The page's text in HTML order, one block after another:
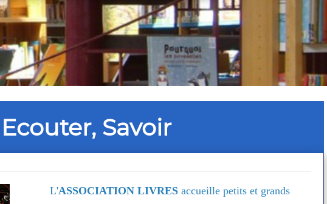
Savoir
L'ASSOCIATION LIVRESaccueille petits et grands